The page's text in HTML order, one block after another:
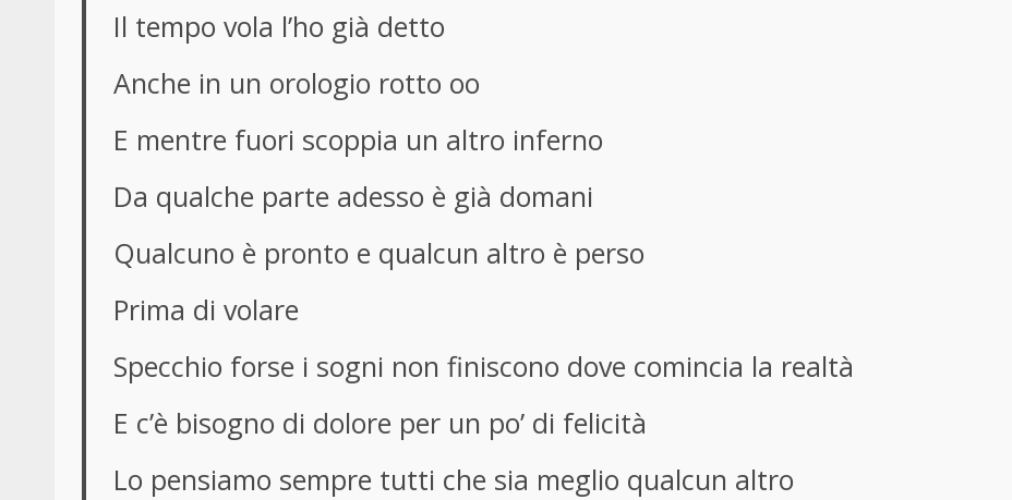
Il tempo vola l’ho già detto
Anche in un orologio rotto oo
E mentre fuori scoppia un altro inferno
Da qualche parte adesso è già domani
Qualcuno è pronto e qualcun altro è perso
Prima di volare
Specchio forse i sogni non finiscono dove comincia la realtà
E c’è bisogno di dolore per un po’ di felicità
Lo pensiamo sempre tutti che sia meglio qualcun altro